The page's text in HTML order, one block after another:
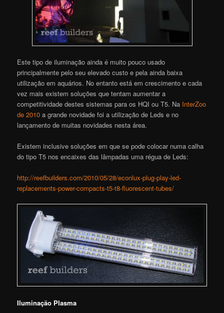
Este tipo de iluminação ainda é muito pouco usado
principalmente pelo seu elevado custo e pela ainda baixa
utilização em aquários. No entanto está em crescimento e cada
vez mais existem soluções que tentam aumentar a
competitividade destes sistemas para os HQI ou T5. Na InterZoo
de 2010 a grande novidade foi a utilização de Leds e no
lançamento de muitas novidades nesta área.
Existem inclusive soluções em que se pode colocar numa calha
do tipo T5 nos encaixes das lâmpadas uma régua de Leds:
http://reefbuilders.com/2010/05/28/econlux-plug-play-led-
replacements-power-compacts-t5-t8-fluorescent-tubes/
Iluminação Plasma